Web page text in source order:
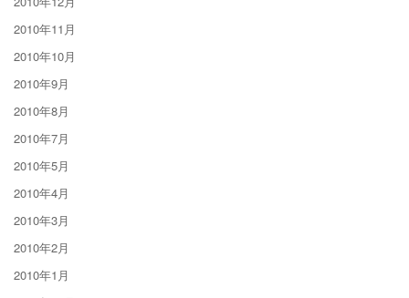
2010年11月
2010年10月
2010年9月
2010年8月
2010年7月
2010年5月
2010年4月
2010年3月
2010年2月
2010年1月